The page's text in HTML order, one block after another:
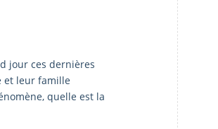
jour ces dernières
et leur famille
quelle est la